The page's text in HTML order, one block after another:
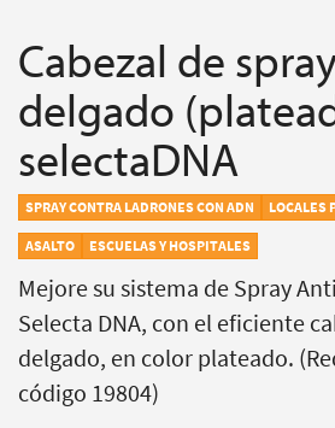
Cabezal de
delgado
selectaDNA
SPRAY CONTRA LADRONES CON ADN LOCALES
ASALTO
ESCUELAS Y HOSPITALES
Mejore su sistema de Spray
Selecta DNA, con el eficiente
delgado, en color plateado.
código 19804)